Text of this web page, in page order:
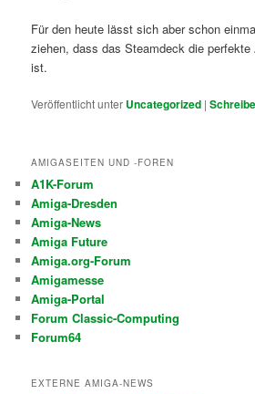
Für den heute lässt sich aber schon
ziehen, dass das Steamdeck die perfekte
ist.
Veröffentlicht unter Uncategorized |
AMIGASEITEN UND -FOREN
A1K-Forum
Amiga-Dresden
Amiga-News
Amiga Future
Amiga.org-Forum
Amigamesse
Amiga-Portal
Forum Classic-Computing
Forum64
EXTERNE AMIGA-NEWS